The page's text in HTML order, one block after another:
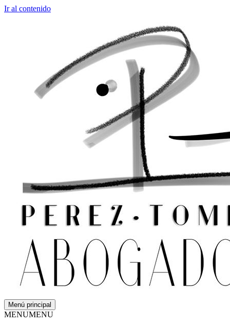
Ir al contenido
Menú principal
MENUMENU